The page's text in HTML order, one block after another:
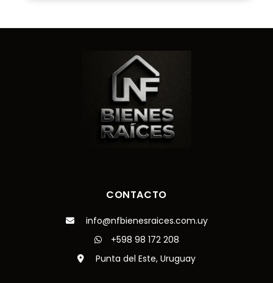
CONTACTO
info@nfbienesraices.com.uy
+598 98 172 208
Punta del Este, Uruguay